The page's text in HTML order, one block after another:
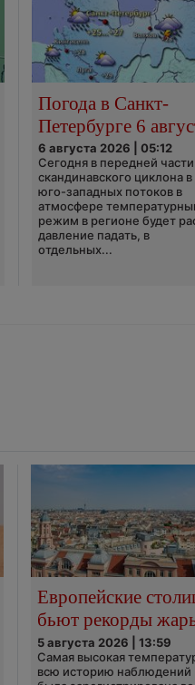
Погода в Санкт-
Петербурге 6
6 августа 2026 | 05:12
Сегодня в передней части
скандинавского циклона в
юго-западных потоков в
атмосфере
режим в регионе будет
давление падать, в
отдельных...
Европейские
бьют рекорды
5 августа 2026 | 13:59
Самая высокая
всю историю наблюдений